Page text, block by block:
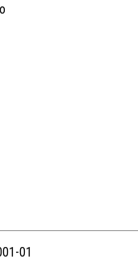
01